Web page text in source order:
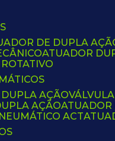
DE DUPLA
ATUADOR
ROTATIVO
DUPLA AÇÃO
AÇÃO
ACT